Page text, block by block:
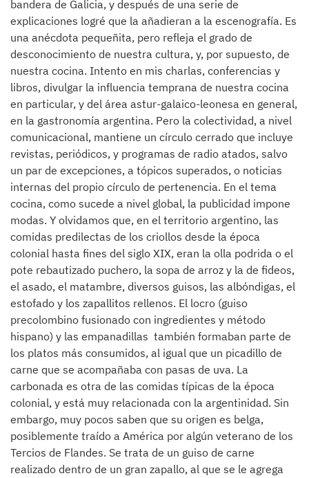
bandera de Galicia, y después de una serie de
explicaciones logré que la añadieran a la escenografía. Es
una anécdota pequeñita, pero refleja el grado de
desconocimiento de nuestra cultura, y, por supuesto, de
nuestra cocina. Intento en mis charlas, conferencias y
libros, divulgar la influencia temprana de nuestra cocina
en particular, y del área astur-galaico-leonesa en general,
en la gastronomía argentina. Pero la colectividad, a nivel
comunicacional, mantiene un círculo cerrado que incluye
revistas, periódicos, y programas de radio atados, salvo
un par de excepciones, a tópicos superados, o noticias
internas del propio círculo de pertenencia. En el tema
cocina, como sucede a nivel global, la publicidad impone
modas. Y olvidamos que, en el territorio argentino, las
comidas predilectas de los criollos desde la época
colonial hasta fines del siglo XIX, eran la olla podrida o el
pote rebautizado puchero, la sopa de arroz y la de fideos,
el asado, el matambre, diversos guisos, las albóndigas, el
estofado y los zapallitos rellenos. El locro (guiso
precolombino fusionado con ingredientes y método
hispano) y las empanadillas también formaban parte de
los platos más consumidos, al igual que un picadillo de
carne que se acompañaba con pasas de uva. La
carbonada es otra de las comidas típicas de la época
colonial, y está muy relacionada con la argentinidad. Sin
embargo, muy pocos saben que su origen es belga,
posiblemente traído a América por algún veterano de los
Tercios de Flandes. Se trata de un guiso de carne
realizado dentro de un gran zapallo, al que se le agrega